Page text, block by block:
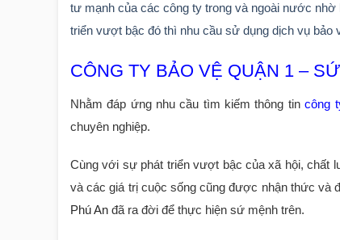
tư mạnh của các công ty trong và ngoài nước
triển vượt bậc đó thì nhu cầu sử dụng dịch vụ bảo
CÔNG TY BẢO VỆ QUẬN 1 –
Nhằm đáp ứng nhu cầu tìm kiếm thông tincông
chuyên nghiệp.
Cùng với sự phát triển vượt bậc của xã hội, chất
và các giá trị cuộc sống cũng được nhận thức và
Phú An đã ra đời để thực hiện sứ mệnh trên.